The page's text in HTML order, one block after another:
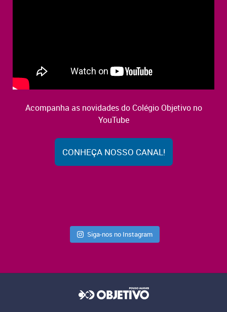
Acompanha as novidades do Colégio Objetivo no
YouTube
CONHEÇA NOSSO CANAL!
Siga-nos no Instagram